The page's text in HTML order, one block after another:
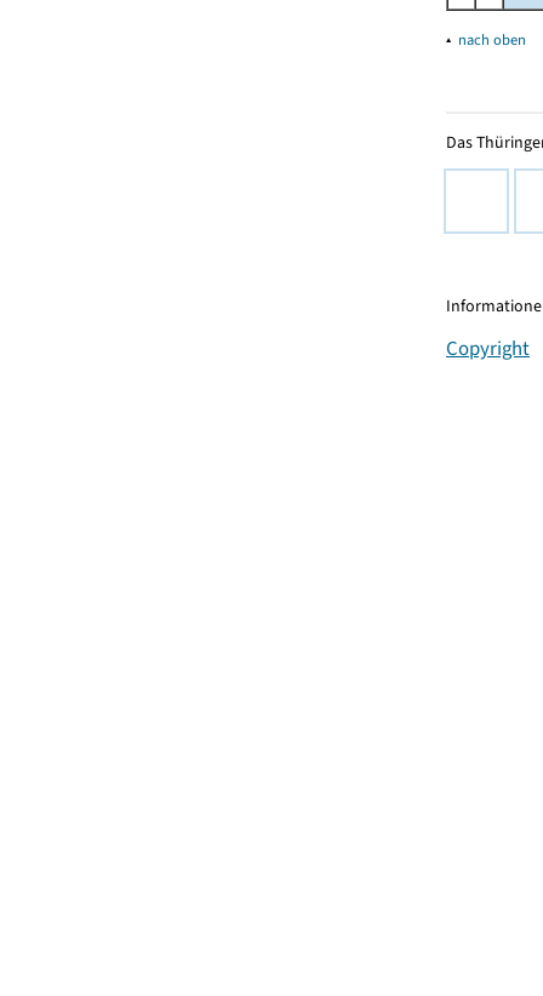
▴ nach oben
Das
Copyright